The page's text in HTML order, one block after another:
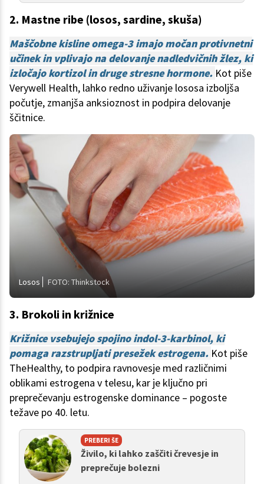
2. Mastne ribe (losos, sardine, skuša)
Maščobne kisline omega-3 imajo močan protivnetni
učinek in vplivajo na delovanje nadledvičnih žlez, ki
izločajo kortizol in druge stresne hormone. Kot piše
Verywell Health, lahko redno uživanje lososa izboljša
počutje, zmanjša anksioznost in podpira delovanje
ščitnice.
Losos FOTO: Thinkstock
3. Brokoli in križnice
Križnice vsebujejo spojino indol-3-karbinol, ki
pomaga razstrupljati presežek estrogena. Kot piše
TheHealthy, to podpira ravnovesje med različnimi
oblikami estrogena v telesu, kar je ključno pri
preprečevanju estrogenske dominance – pogoste
težave po 40. letu.
PREBERI ŠE
Živilo, ki lahko zaščiti črevesje in
preprečuje bolezni